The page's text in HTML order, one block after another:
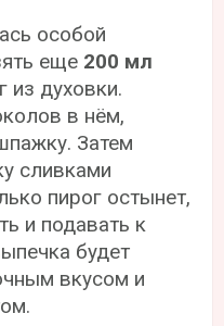
особой
еще 200 мл
из духовки.
в нём,
Затем
сливками
пирог остынет,
и подавать к
будет
вкусом и